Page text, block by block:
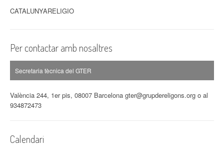
CATALUNYARELIGIO
Per contactar amb nosaltres
Secretaria tècnica del GTER
València 244, 1er pis, 08007 Barcelona gter@grupdereligons.org o al
934872473
Calendari